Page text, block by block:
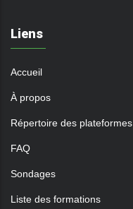
Liens
Accueil
À propos
Répertoire des plateformes
FAQ
Sondages
Liste des formations